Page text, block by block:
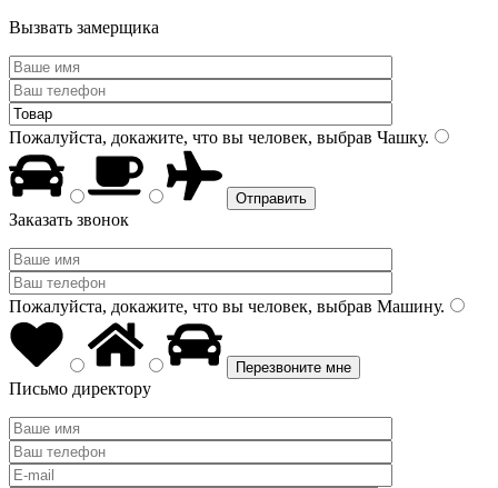
Вызвать замерщика
Пожалуйста, докажите, что вы человек, выбрав Чашку.
Заказать звонок
Пожалуйста, докажите, что вы человек, выбрав Машину.
Письмо директору